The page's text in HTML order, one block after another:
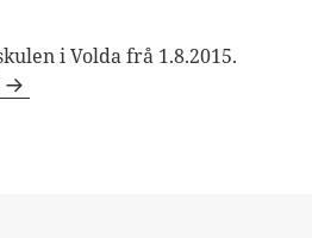
i Volda frå 1.8.2015.